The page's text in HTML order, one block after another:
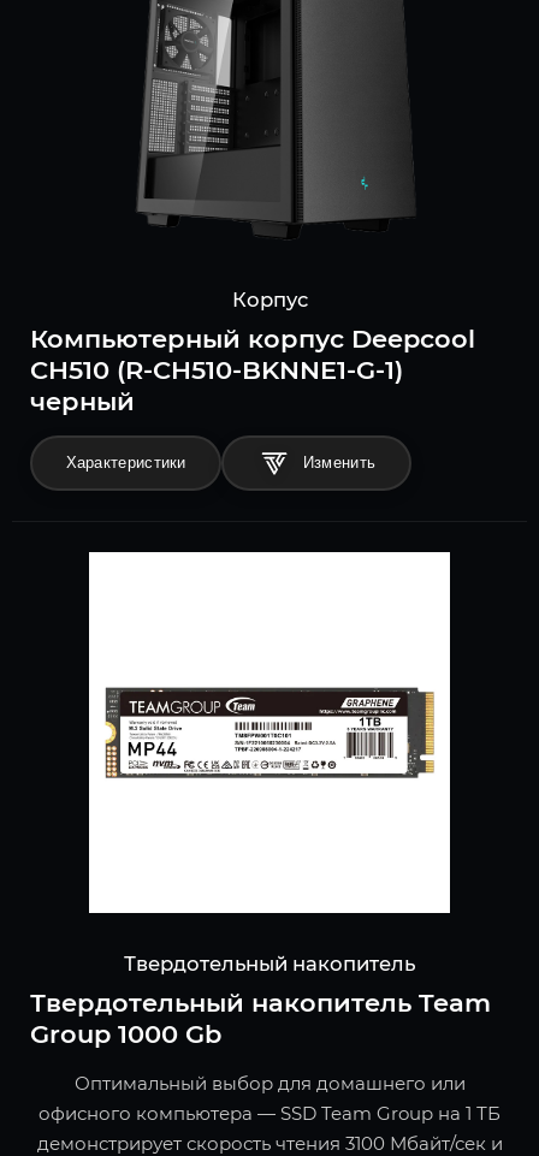
Корпус
Компьютерный корпус Deepcool
CH510 (R-CH510-BKNNE1-G-1)
черный
Характеристики
Твердотельный накопитель
Твердотельный накопитель Team
Group 1000 Gb
Оптимальный выбор для домашнего или
офисного компьютера — SSD Team Group на 1 ТБ
демонстрирует скорость чтения 3100 Мбайт/сек и